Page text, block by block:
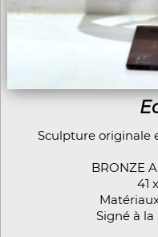
Sculpture originale
BRONZE
41
Signé à